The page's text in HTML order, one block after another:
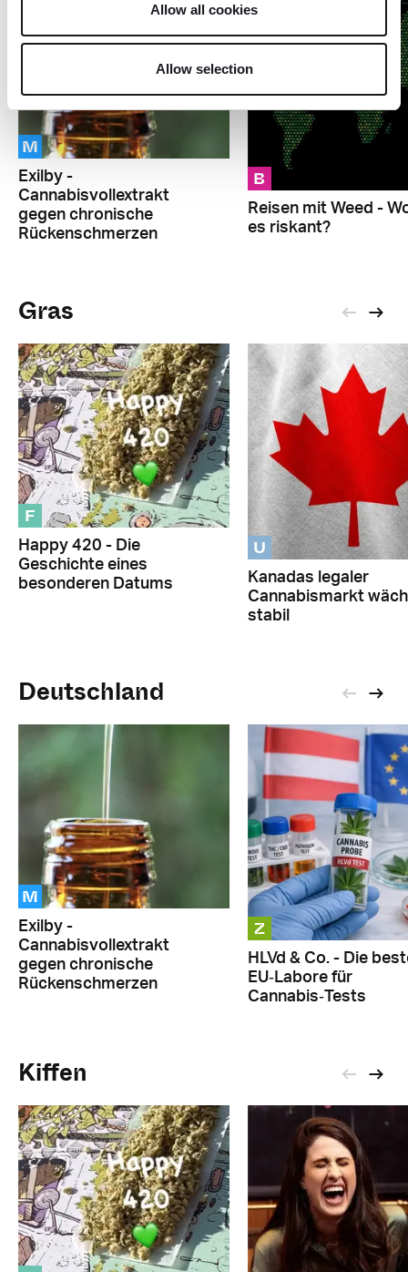
Allow all cookies
Allow selection
M
Exilby -
Cannabisvollextrakt
gegen chronische
Rückenschmerzen
B
Reisen mit Weed -
es riskant?
Gras
F
Happy 420 - Die
Geschichte eines
besonderen Datums
U
Kanadas legaler
Cannabismarkt
stabil
Deutschland
M
Exilby -
Cannabisvollextrakt
gegen chronische
Rückenschmerzen
Z
HLVd & Co. - Die
EU‑Labore für
Cannabis‑Tests
Kiffen